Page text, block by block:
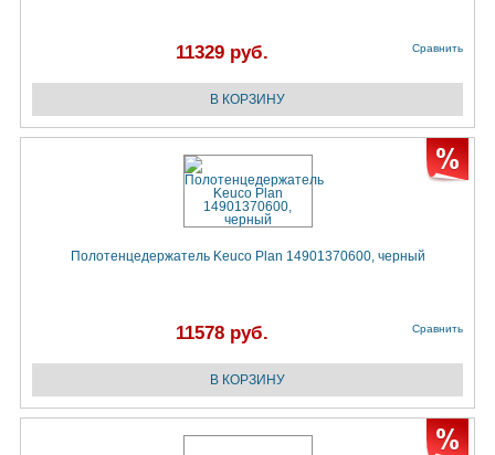
11329 руб. Сравнить
Полотенцедержатель Keuco Plan 14901370600, черный
11578 руб. Сравнить